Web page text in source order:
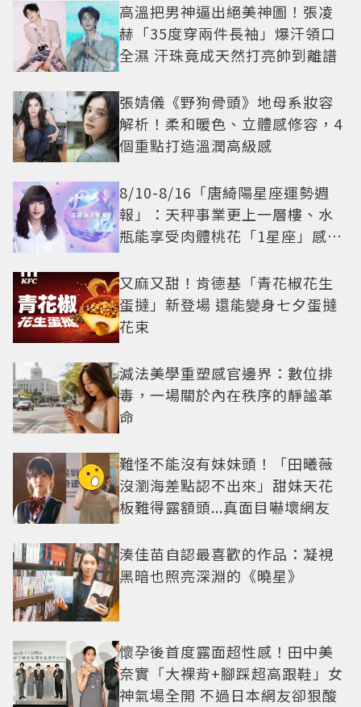
高溫把男神逼出絕美神圖！張凌
赫「35度穿兩件長袖」爆汗領口
全濕 汗珠竟成天然打亮帥到離譜
張婧儀《野狗骨頭》地母系妝容
解析！柔和暖色、立體感修容，4
個重點打造溫潤高級感
8/10-8/16「唐綺陽星座運勢週
報」：天秤事業更上一層樓、水
瓶能享受肉體桃花「1星座」感情
又麻又甜！肯德基「青花椒花生
蛋撻」新登場 還能變身七夕蛋撻
花束
減法美學重塑感官邊界：數位排
毒，一場關於內在秩序的靜謐革
命
難怪不能沒有妹妹頭！「田曦薇
沒瀏海差點認不出來」甜妹天花
板難得露額頭...真面目嚇壞網友
湊佳苗自認最喜歡的作品：凝視
黑暗也照亮深淵的《曉星》
懷孕後首度露面超性感！田中美
奈實「大裸背+腳踩超高跟鞋」女
神氣場全開 不過日本網友卻狠酸